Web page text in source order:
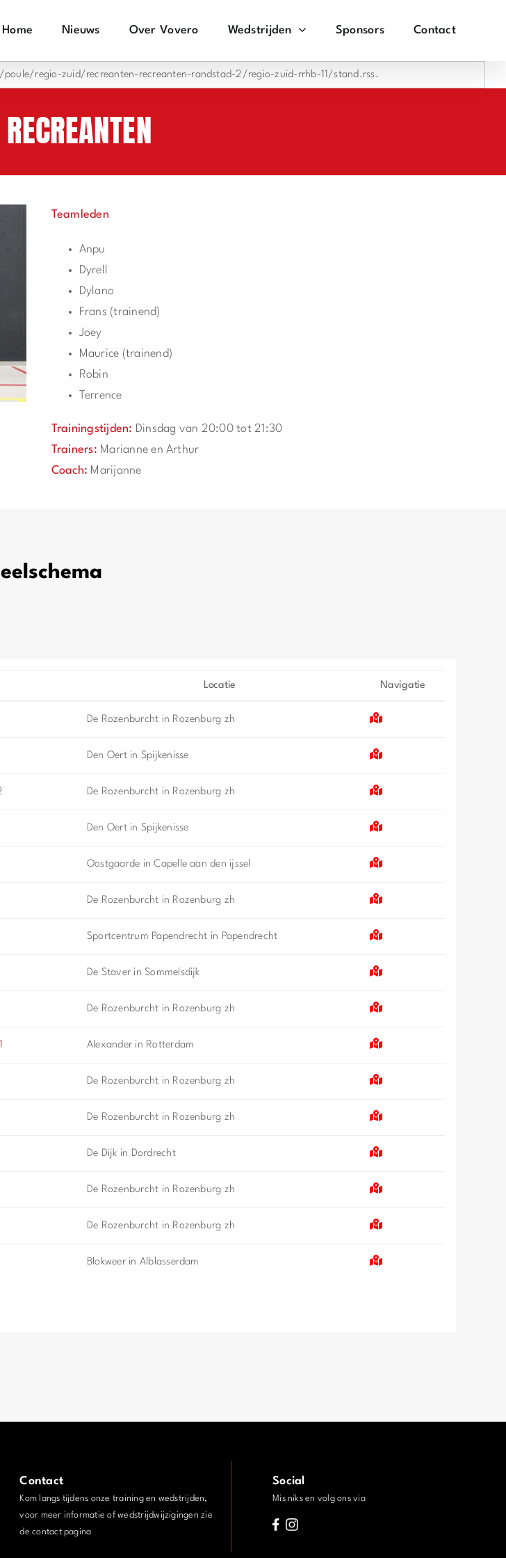
Home Nieuws Over Vovero Wedstrijden Sponsors Contact
regio-zuid/recreanten-recreanten-randstad-2/regio-zuid-rrhb-11/stand.rss.
Teamleden
Anpu
Dyrell
Dylano
Frans (trainend)
Joey
Maurice (trainend)
Robin
Terrence
Trainingstijden: Dinsdag van 20:00 tot 21:30
Trainers: Marianne en Arthur
Coach: Marijanne
Locatie Navigatie
De Rozenburcht in Rozenburg zh
Den Oert in Spijkenisse
De Rozenburcht in Rozenburg zh
Den Oert in Spijkenisse
Oostgaarde in Capelle aan den ijssel
De Rozenburcht in Rozenburg zh
Sportcentrum Papendrecht in Papendrecht
De Staver in Sommelsdijk
De Rozenburcht in Rozenburg zh
Alexander in Rotterdam
De Rozenburcht in Rozenburg zh
De Rozenburcht in Rozenburg zh
De Dijk in Dordrecht
De Rozenburcht in Rozenburg zh
De Rozenburcht in Rozenburg zh
Blokweer in Alblasserdam
Contact
Kom langs tijdens onze training en wedstrijden,
voor meer informatie of wedstrijdwijzigingen zie
de contact pagina
Social
Mis niks en volg ons via